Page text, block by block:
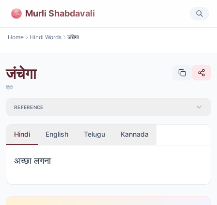
Murli Shabdavali
Home Hindi Words जंचेगा
जंचेगा
हिंदी
REFERENCE
Hindi English Telugu Kannada
अच्छा लगना